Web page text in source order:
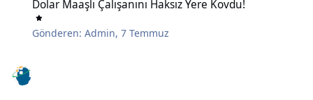
Dolar Maaşlı Çalışanını Haksız Yere Kovdu!
Gönderen:Admin,7 Temmuz